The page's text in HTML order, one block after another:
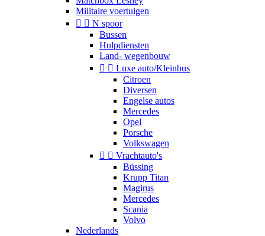
Militaire voertuigen
  N spoor
Bussen
Hulpdiensten
Land- wegenbouw
  Luxe auto/Kleinbus
Citroen
Diversen
Engelse autos
Mercedes
Opel
Porsche
Volkswagen
  Vrachtauto's
Büssing
Krupp Titan
Magirus
Mercedes
Scania
Volvo
Nederlands